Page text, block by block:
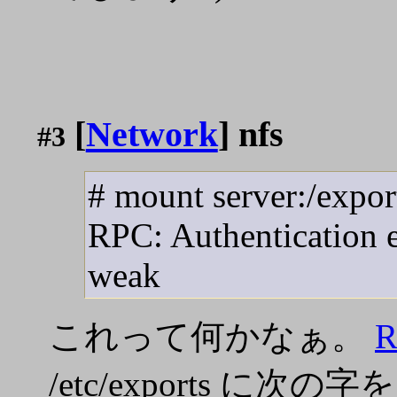
#3 [Network] nfs
# mount server:/
RPC: Authentication
weak
これって何かなぁ。
/etc/exports に次の字